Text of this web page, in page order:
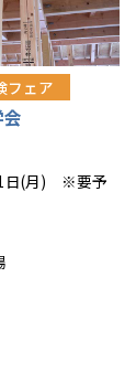
フェア
日(月) ※要予